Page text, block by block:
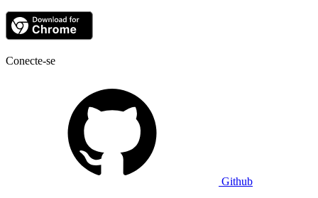
Conecte-se
Github